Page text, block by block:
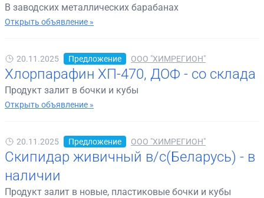
В заводских металлических барабанах
Открыть объявление »
20.11.2025 Предложение ООО "ХИМРЕГИОН"
Хлорпарафин ХП-470, ДОФ - со склада
Продукт залит в бочки и кубы
Открыть объявление »
20.11.2025 Предложение ООО "ХИМРЕГИОН"
Скипидар живичный в/с(Беларусь) - в
наличии
Продукт залит в новые, пластиковые бочки и кубы